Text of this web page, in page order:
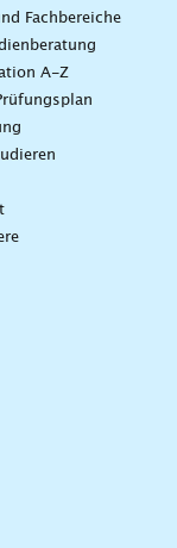
Fachbereiche
A-Z